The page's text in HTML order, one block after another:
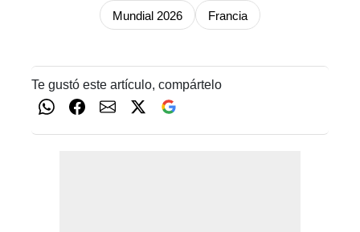
Mundial 2026 Francia
Te gustó este artículo, compártelo